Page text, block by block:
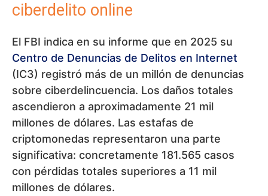
ciberdelito online
El FBI indica en su informe que en 2025 su
Centro de Denuncias de Delitos en Internet
(IC3) registró más de un millón de denuncias
sobre ciberdelincuencia. Los daños totales
ascendieron a aproximadamente 21 mil
millones de dólares. Las estafas de
criptomonedas representaron una parte
significativa: concretamente 181.565 casos
con pérdidas totales superiores a 11 mil
millones de dólares.